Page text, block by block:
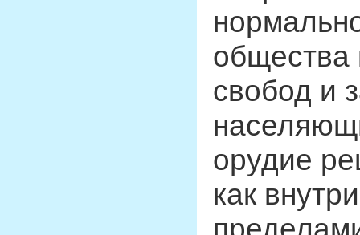
общества
свобод и
орудие
как